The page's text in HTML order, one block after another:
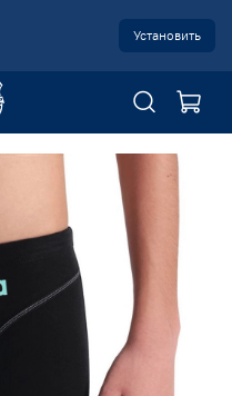
Установить